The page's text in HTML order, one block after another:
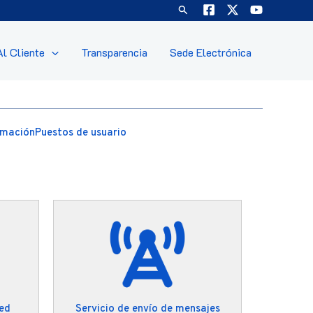
Buscar
Cliente Transparencia Sede Electrónica
Puestos de usuario
Servicio de envío de mensajes